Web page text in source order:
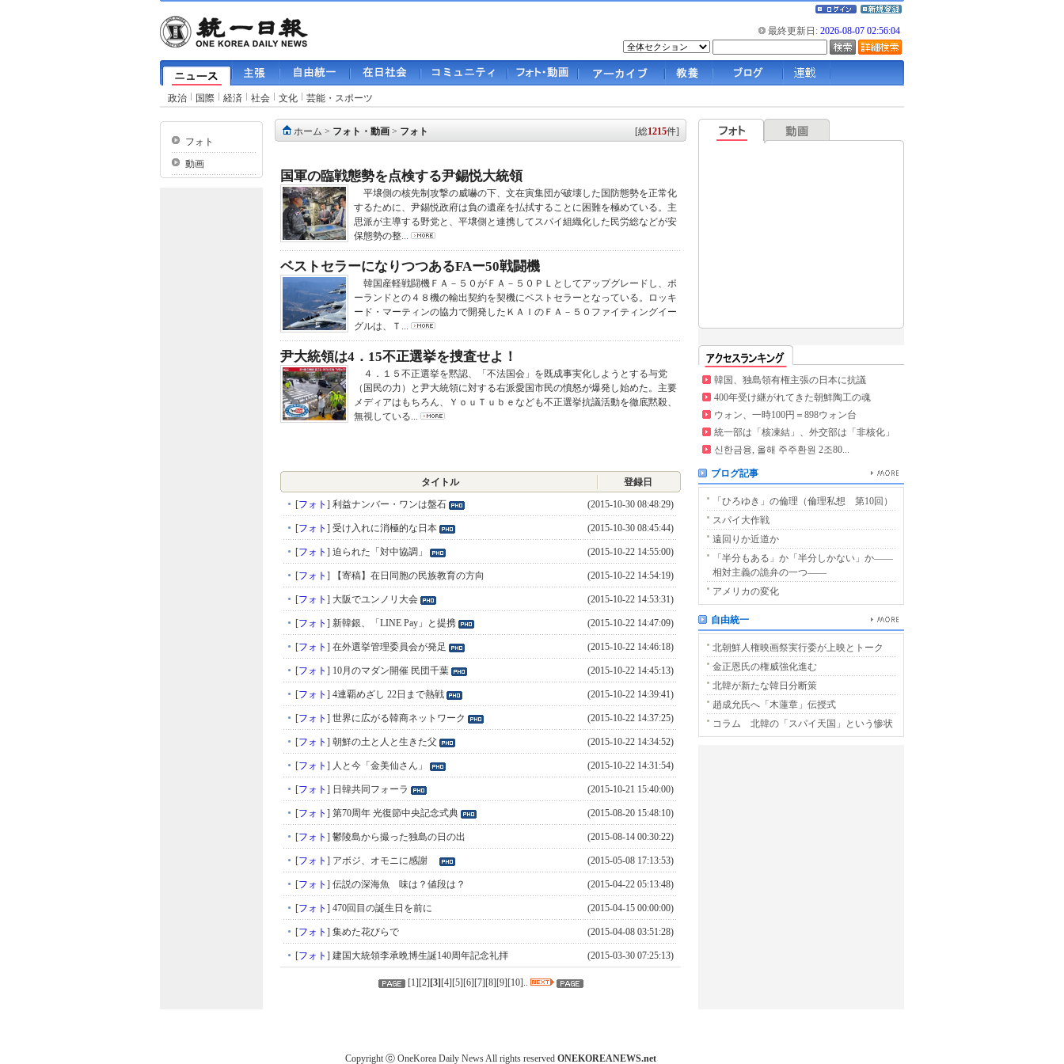
最終更新日: 2026-08-07 02:56:04
政治 国際 経済 社会 文化 芸能・スポーツ
フォト
動画
ホーム > フォト・動画 > フォト [総1215件]
国軍の臨戦態勢を点検する尹錫悦大統領
平壌側の核先制攻撃の威嚇の下、文在寅集団が破壊した国防態勢を正常化
するために、尹錫悦政府は負の遺産を払拭することに困難を極めている。主
思派が主導する野党と、平壌側と連携してスパイ組織化した民労総などが安
保態勢の整...
ベストセラーになりつつあるFAー50戦闘機
韓国産軽戦闘機ＦＡ－５０がＦＡ－５０ＰＬとしてアップグレードし、ポ
ーランドとの４８機の輸出契約を契機にベストセラーとなっている。ロッキ
ード・マーティンの協力で開発したＫＡＩのＦＡ－５０ファイティングイー
グルは、Ｔ...
尹大統領は4．15不正選挙を捜査せよ！
４．１５不正選挙を黙認、「不法国会」を既成事実化しようとする与党
（国民の力）と尹大統領に対する右派愛国市民の憤怒が爆発し始めた。主要
メディアはもちろん、ＹｏｕＴｕｂｅなども不正選挙抗議活動を徹底黙殺、
無視している...
タイトル
登録日
[フォト ] 利益ナンバー・ワンは盤石 (2015-10-30 08:48:29)
[フォト ] 受け入れに消極的な日本 (2015-10-30 08:45:44)
[フォト ] 迫られた「対中協調」 (2015-10-22 14:55:00)
[フォト ] 【寄稿】在日同胞の民族教育の方向 (2015-10-22 14:54:19)
[フォト ] 大阪でユンノリ大会 (2015-10-22 14:53:31)
[フォト ] 新韓銀、「LINE Pay」と提携 (2015-10-22 14:47:09)
[フォト ] 在外選挙管理委員会が発足 (2015-10-22 14:46:18)
[フォト ] 10月のマダン開催 民団千葉 (2015-10-22 14:45:13)
[フォト ] 4連覇めざし 22日まで熱戦 (2015-10-22 14:39:41)
[フォト ] 世界に広がる韓商ネットワーク (2015-10-22 14:37:25)
[フォト ] 朝鮮の土と人と生きた父 (2015-10-22 14:34:52)
[フォト ] 人と今「金美仙さん」 (2015-10-22 14:31:54)
[フォト ] 日韓共同フォーラ (2015-10-21 15:40:00)
[フォト ] 第70周年 光復節中央記念式典 (2015-08-20 15:48:10)
[フォト ] 鬱陵島から撮った独島の日の出 (2015-08-14 00:30:22)
[フォト ] アボジ、オモニに感謝 (2015-05-08 17:13:53)
[フォト ] 伝説の深海魚 味は？値段は？ (2015-04-22 05:13:48)
[フォト ] 470回目の誕生日を前に (2015-04-15 00:00:00)
[フォト ] 集めた花びらで (2015-04-08 03:51:28)
[フォト ] 建国大統領李承晩博生誕140周年記念礼拝 (2015-03-30 07:25:13)
[1][2] [3] [4][5][6][7][8][9][10]..
韓国、独島領有権主張の日本に抗議
400年受け継がれてきた朝鮮陶工の魂
ウォン、一時100円＝898ウォン台
統一部は「核凍結」、外交部は「非核化」
신한금융, 올해 주주환원 2조80...
ブログ記事
「ひろゆき」の倫理（倫理私想 第10回）
スパイ大作戦
遠回りか近道か
「半分もある」か「半分しかない」か――
相対主義の詭弁の一つ――
アメリカの変化
自由統一
北朝鮮人権映画祭実行委が上映とトーク
金正恩氏の権威強化進む
北韓が新たな韓日分断策
趙成允氏へ「木蓮章」伝授式
コラム 北韓の「スパイ天国」という惨状
Copyright ⓒ OneKorea Daily News All rights reserved ONEKOREANEWS.net